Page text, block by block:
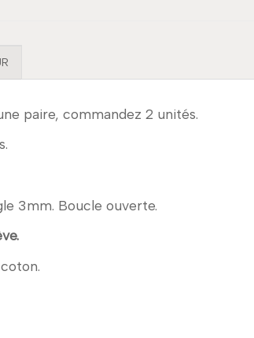
paire, commandez 2 unités.
3mm. Boucle ouverte.